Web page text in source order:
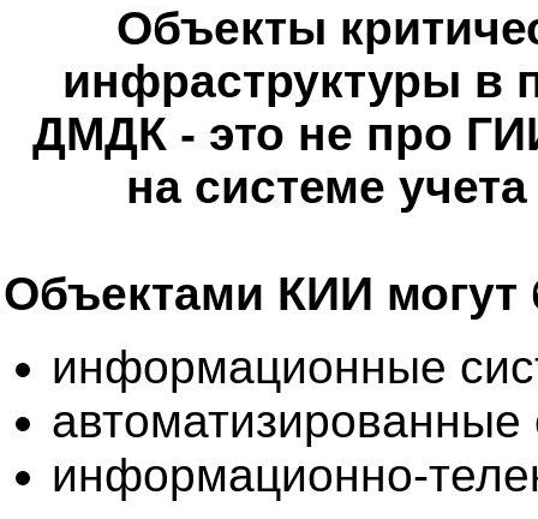
Объекты
инфраструктуры в
ДМДК - это не про
на системе
Объектами КИИ могут
информационные
информационно-